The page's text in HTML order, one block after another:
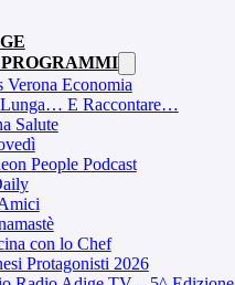
Verona Economia
Lunga… E Raccontare…
Salute
People Podcast
con lo Chef
Protagonisti 2026